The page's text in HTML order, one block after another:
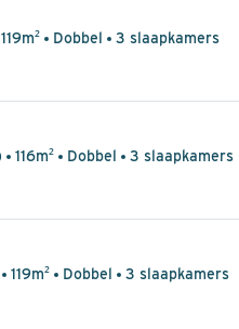
119m² Dobbel
3 slaapkamers
116m² Dobbel
3 slaapkamers
119m² Dobbel
3 slaapkamers